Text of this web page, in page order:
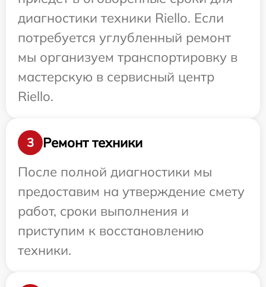
диагностики техники Riello. Если
потребуется углубленный ремонт
мы организуем транспортировку в
мастерскую в сервисный центр
Riello.
3
Ремонт техники
После полной диагностики мы
предоставим на утверждение смету
работ, сроки выполнения и
приступим к восстановлению
техники.